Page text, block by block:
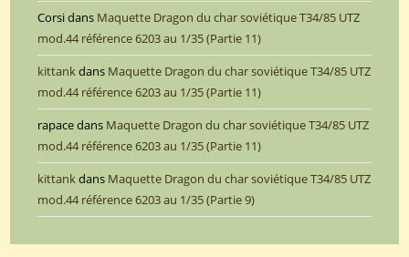
Corsidans Maquette Dragon du char soviétique T34/85 UTZ
mod.44 référence 6203 au 1/35 (Partie 11)
kittankdans Maquette Dragon du char soviétique T34/85 UTZ
mod.44 référence 6203 au 1/35 (Partie 11)
rapacedans Maquette Dragon du char soviétique T34/85 UTZ
mod.44 référence 6203 au 1/35 (Partie 11)
kittankdans Maquette Dragon du char soviétique T34/85 UTZ
mod.44 référence 6203 au 1/35 (Partie 9)